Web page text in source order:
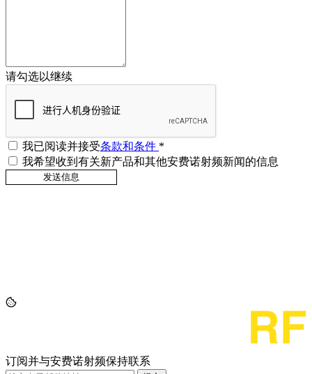
请勾选以继续
我已阅读并接受条款和条件 *
我希望收到有关新产品和其他安费诺射频新闻的信息
订阅并与安费诺射频保持联系